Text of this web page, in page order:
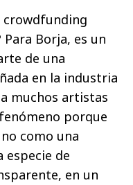
crowdfunding
Borja, es un
de una
en la industria
muchos artistas
porque
como una
de
en un